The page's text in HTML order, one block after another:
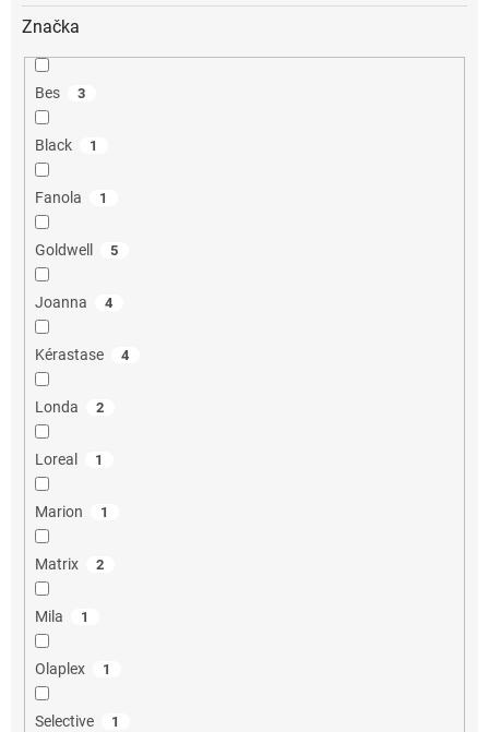
Značka
Bes 3
Black 1
Fanola 1
Goldwell 5
Joanna 4
Kérastase 4
Londa 2
Loreal 1
Marion 1
Matrix 2
Mila 1
Olaplex 1
Selective 1